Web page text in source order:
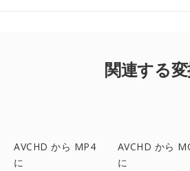
関連する
AVCHD から MP4
に
AVCHD から
に